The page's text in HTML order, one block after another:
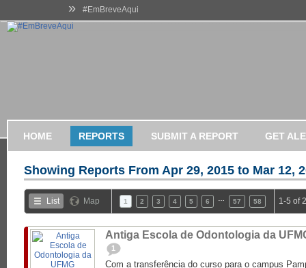
» #EmBreveAqui
HOME REPORTS SUBMIT A REPORT GET
Showing Reports From Apr 29, 2015 to Mar 12,
List Map 1 2 3 4 5 6 57 58 1-5 of
Antiga Escola de Odontologia da
1
Com a transferência do curso para o campus